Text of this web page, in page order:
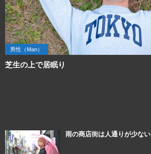
男性（Man）
芝生の上で居眠り
雨の商店街は人通りが少ない